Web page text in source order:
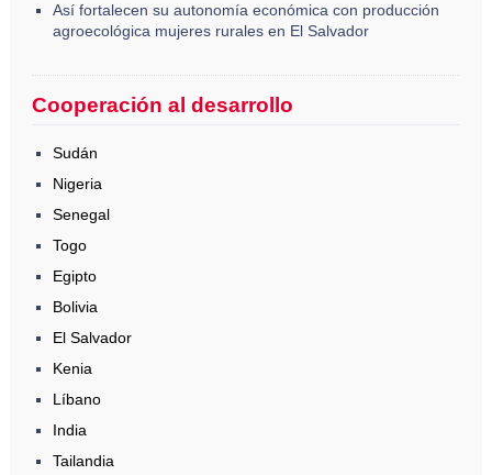
Así fortalecen su autonomía económica con producción
agroecológica mujeres rurales en El Salvador
Cooperación al desarrollo
Sudán
Nigeria
Senegal
Togo
Egipto
Bolivia
El Salvador
Kenia
Líbano
India
Tailandia